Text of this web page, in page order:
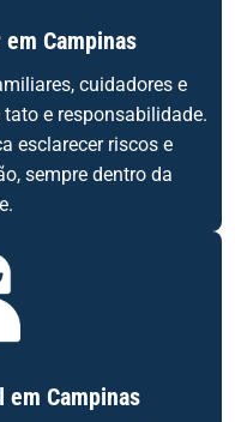
Campinas
cuidadores e
e responsabilidade.
esclarecer riscos e
sempre dentro da
em Campinas